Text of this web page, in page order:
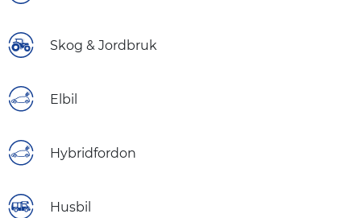
Skog & Jordbruk
Elbil
Hybridfordon
Husbil